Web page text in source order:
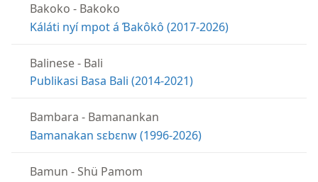
Bakoko - Bakoko
Káláti nyí mpot á Ɓakôkô (2017-2026)
Balinese- Bali
Publikasi Basa Bali (2014-2021)
Bambara - Bamanankan
Bamanakan sɛbɛnw (1996-2026)
Bamun -Shü Pamom